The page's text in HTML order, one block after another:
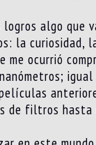
logros algo
la curiosidad,
ocurrió
filtros hasta